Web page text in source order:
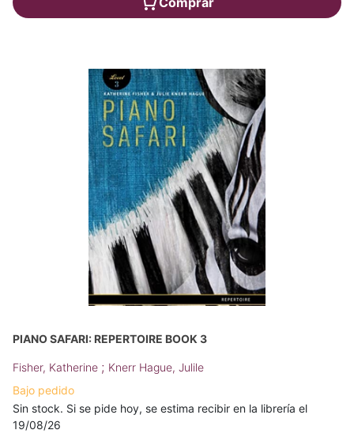
PIANO SAFARI: REPERTOIRE BOOK 3
Fisher, Katherine ; Knerr Hague, Julile
Bajo pedido
Sin stock. Si se pide hoy, se estima recibir en la librería el
19/08/26